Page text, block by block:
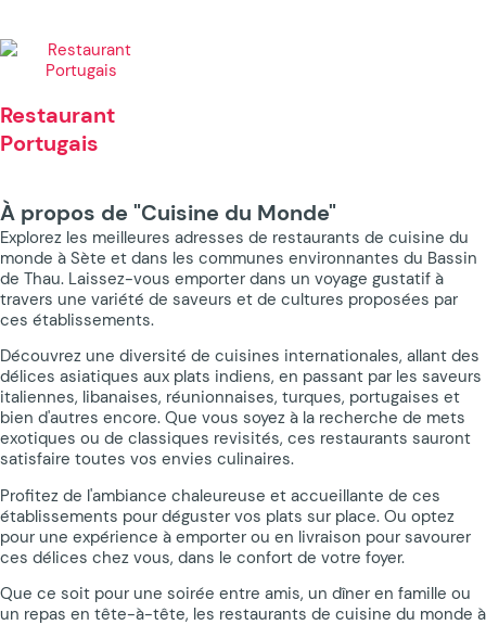
Restaurant
Portugais
À propos de "Cuisine du Monde"
Explorez les meilleures adresses de restaurants de cuisine du
monde à Sète et dans les communes environnantes du Bassin
de Thau. Laissez-vous emporter dans un voyage gustatif à
travers une variété de saveurs et de cultures proposées par
ces établissements.
Découvrez une diversité de cuisines internationales, allant des
délices asiatiques aux plats indiens, en passant par les saveurs
italiennes, libanaises, réunionnaises, turques, portugaises et
bien d'autres encore. Que vous soyez à la recherche de mets
exotiques ou de classiques revisités, ces restaurants sauront
satisfaire toutes vos envies culinaires.
Profitez de l'ambiance chaleureuse et accueillante de ces
établissements pour déguster vos plats sur place. Ou optez
pour une expérience à emporter ou en livraison pour savourer
ces délices chez vous, dans le confort de votre foyer.
Que ce soit pour une soirée entre amis, un dîner en famille ou
un repas en tête-à-tête, les restaurants de cuisine du monde à